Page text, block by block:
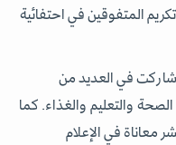
المتفوقين في احتفائية
شاركت في العديد من
والتعليم والغذاء. كما
معاناة في الإعلام